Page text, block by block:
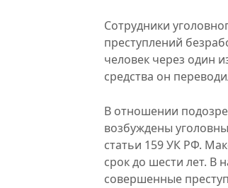
Сотрудники
преступлений
человек через один
средства он
В отношении
возбуждены
статьи 159 УК РФ.
срок до шести лет. В
совершенные